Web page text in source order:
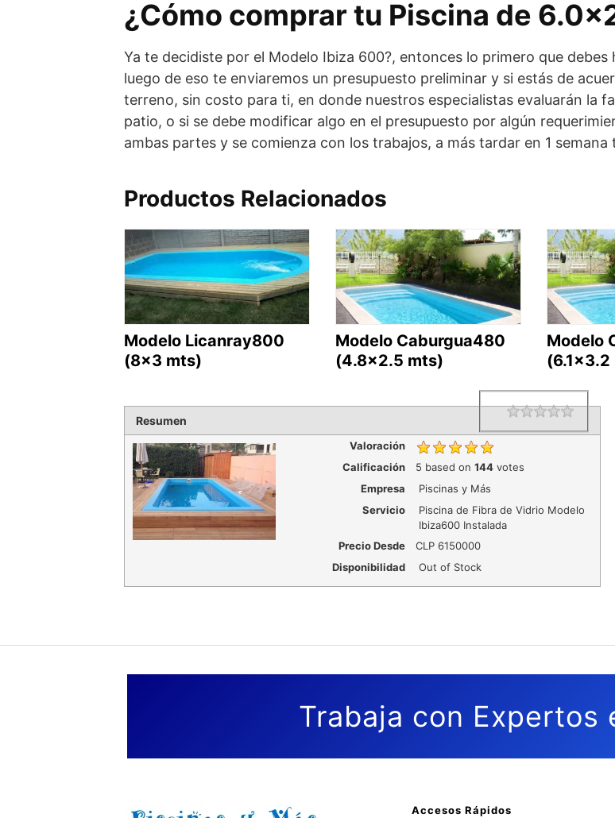
¿Cómo comprar tu Piscina de
Ya te decidiste por el Modelo Ibiza 600?, entonces lo primero que
luego de eso te enviaremos un presupuesto preliminar y si estás de
terreno, sin costo para ti, en donde nuestros especialistas evaluarán la
patio, o si se debe modificar algo en el presupuesto por algún
ambas partes y se comienza con los trabajos, a más tardar en 1
Productos Relacionados
Modelo Licanray800
(8×3 mts)
Modelo Caburgua480
(4.8×2.5 mts)
Modelo
(6.1×3.2
Resumen Rating
Valoración
Calificación
5 based on 144votes
Empresa
Piscinas y Más
Servicio
Piscina de Fibra de Vidrio Modelo
Ibiza600 Instalada
Precio Desde
CLP6150000
Disponibilidad
Out of Stock
Trabaja con Expertos
Accesos Rápidos